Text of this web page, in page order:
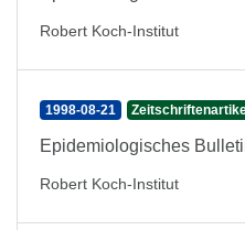
Robert Koch-Institut
1998-08-21
Epidemiologisches
Robert Koch-Institut